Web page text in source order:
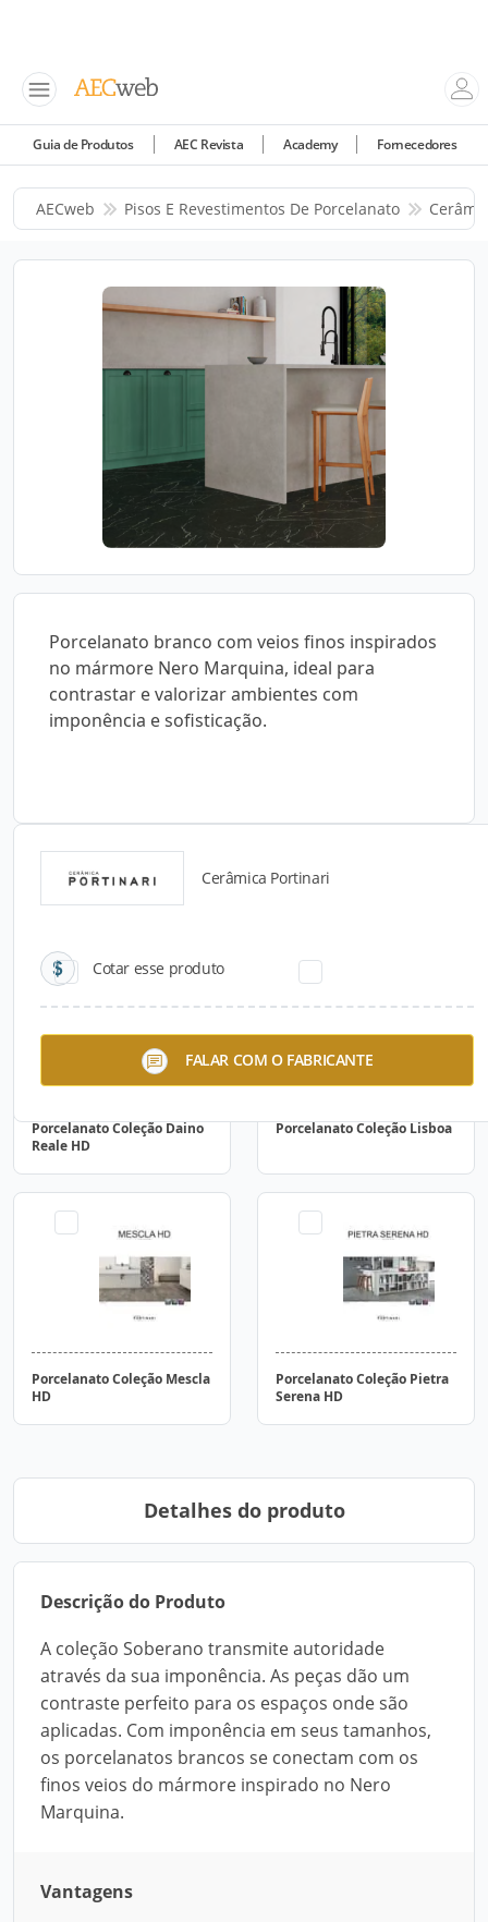
Guia de Produtos AEC Revista Academy Fornecedores
AECweb Pisos E Revestimentos De Porcelanato
Porcelanato branco com veios finos inspirados
no mármore Nero Marquina, ideal para
contrastar e valorizar ambientes com
imponência e sofisticação.
Cerâmica Portinari
Cotar esse produto
FALAR COM O FABRICANTE
Catálogos para Download
Porcelanato Coleção Daino
Reale HD
Porcelanato Coleção Lisboa
Porcelanato Coleção Mescla
HD
Porcelanato Coleção Pietra
Serena HD
Detalhes do produto
Descrição do Produto
A coleção Soberano transmite autoridade
através da sua imponência. As peças dão um
contraste perfeito para os espaços onde são
aplicadas. Com imponência em seus tamanhos,
os porcelanatos brancos se conectam com os
finos veios do mármore inspirado no Nero
Marquina.
Vantagens